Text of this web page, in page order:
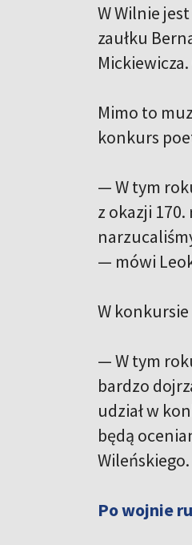
W Wilnie
zaułku
Mimo to
konkurs
— W tym
z okazji
— mówi
W
— W tym
bardzo
udział w
będą
Po wojnie